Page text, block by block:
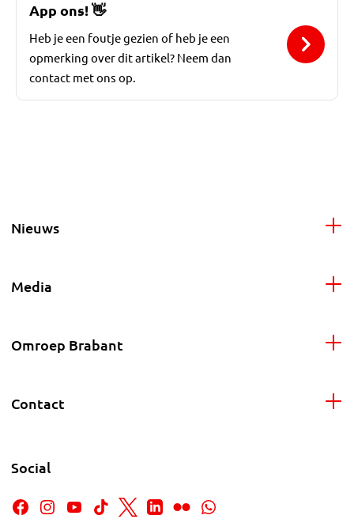
App ons!👋
Heb je een foutje gezien of heb je een
opmerking over dit artikel? Neem dan
contact met ons op.
Nieuws
Media
Omroep Brabant
Contact
Social